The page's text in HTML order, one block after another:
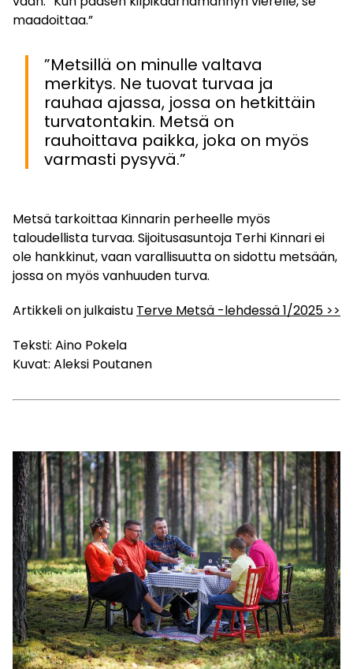
maadoittaa.”
”Metsillä on minulle valtava
merkitys. Ne tuovat turvaa ja
rauhaa ajassa, jossa on hetkittäin
turvatontakin. Metsä on
rauhoittava paikka, joka on myös
varmasti pysyvä.”
Metsä tarkoittaa Kinnarin perheelle myös
taloudellista turvaa. Sijoitusasuntoja Terhi Kinnari ei
ole hankkinut, vaan varallisuutta on sidottu metsään,
jossa on myös vanhuuden turva.
Artikkeli on julkaistu Terve Metsä -lehdessä 1/2025 >>
Teksti: Aino Pokela
Kuvat: Aleksi Poutanen